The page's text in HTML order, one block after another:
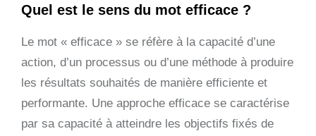
Quel est le sens du mot efficace ?
Le mot « efficace » se réfère à la capacité d’une
action, d’un processus ou d’une méthode à produire
les résultats souhaités de manière efficiente et
performante. Une approche efficace se caractérise
par sa capacité à atteindre les objectifs fixés de